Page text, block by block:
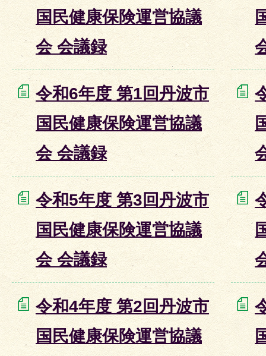
国民健康保険運営協議
会 会議録
令和6年度 第1回丹波市
国民健康保険運営協議
会 会議録
令和5年度 第3回丹波市
国民健康保険運営協議
会 会議録
令和4年度 第2回丹波市
国民健康保険運営協議